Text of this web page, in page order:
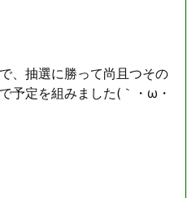
、抽選に勝って尚且つその
予定を組みました(｀・ω・